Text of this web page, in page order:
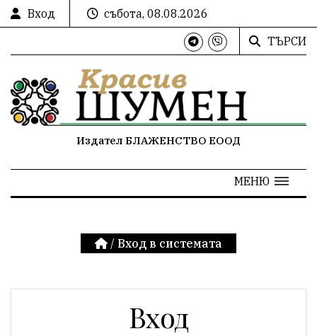
Вход
събота, 08.08.2026
ТЪРСИ
Издател БЛАЖЕНСТВО ЕООД
МЕНЮ
/ Вход в системата
Вход